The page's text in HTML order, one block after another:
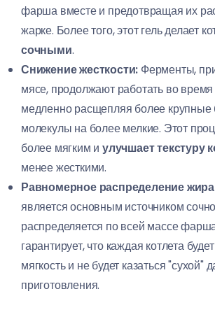
фарша вместе и предотвращая их
жарке. Более того, этот гель делает
сочными.
Снижение жесткости: Ферменты,
мясе, продолжают работать во
медленно расщепляя более крупные
молекулы на более мелкие. Этот
более мягким иулучшает текстуру
менее жесткими.
Равномерное распределение
является основным источником
распределяется по всей массе
гарантирует, что каждая котлета
мягкость и не будет казаться "сухой"
приготовления.